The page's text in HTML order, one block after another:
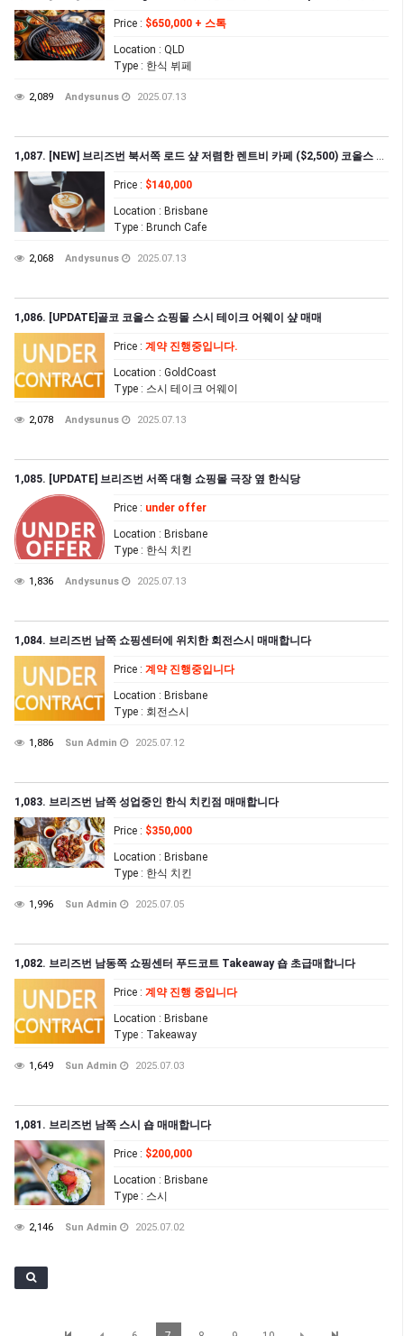
Price : $650,000 + 스톡
Location : QLD
Type : 한식 뷔페
2,089 Andysunus 2025.07.13
1,087. [NEW] 브리즈번 북서쪽 로드 샾 저렴한 렌트비 카페 ($2,500) 코올스 옆 위치
Price : $140,000
Location : Brisbane
Type : Brunch Cafe
2,068 Andysunus 2025.07.13
1,086. [UPDATE]골코 코올스 쇼핑몰 스시 테이크 어웨이 샾 매매
Price : 계약 진행중입니다.
Location : GoldCoast
Type : 스시 테이크 어웨이
2,078 Andysunus 2025.07.13
1,085. [UPDATE] 브리즈번 서쪽 대형 쇼핑몰 극장 옆 한식당
Price : under offer
Location : Brisbane
Type : 한식 치킨
1,836 Andysunus 2025.07.13
1,084. 브리즈번 남쪽 쇼핑센터에 위치한 회전스시 매매합니다
Price : 계약 진행중입니다
Location : Brisbane
Type : 회전스시
1,886 Sun Admin 2025.07.12
1,083. 브리즈번 남쪽 성업중인 한식 치킨점 매매합니다
Price : $350,000
Location : Brisbane
Type : 한식 치킨
1,996 Sun Admin 2025.07.05
1,082. 브리즈번 남동쪽 쇼핑센터 푸드코트 Takeaway 숍 초급매합니다
Price : 계약 진행 중입니다
Location : Brisbane
Type : Takeaway
1,649 Sun Admin 2025.07.03
1,081. 브리즈번 남쪽 스시 숍 매매합니다
Price : $200,000
Location : Brisbane
Type : 스시
2,146 Sun Admin 2025.07.02